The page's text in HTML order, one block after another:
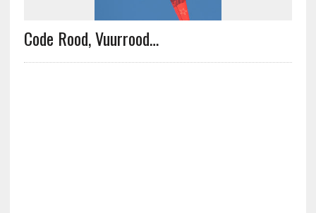
Code Rood, Vuurrood…